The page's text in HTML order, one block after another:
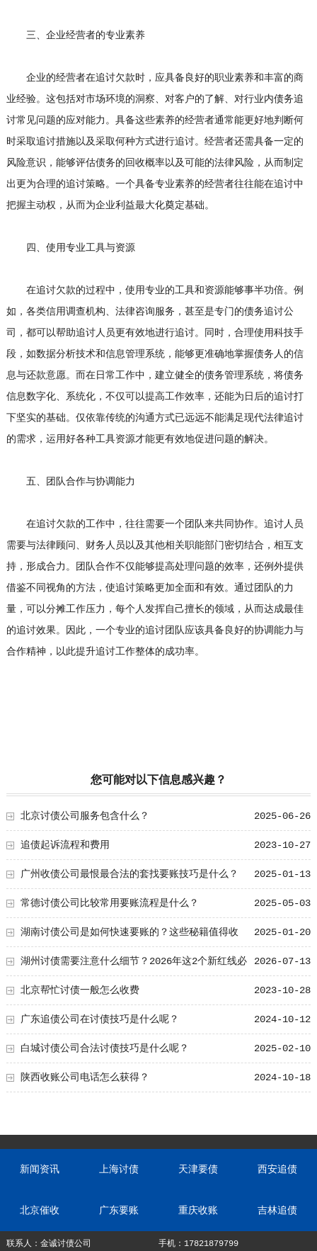
三、企业经营者的专业素养
企业的经营者在追讨欠款时，应具备良好的职业素养和丰富的商
业经验。这包括对市场环境的洞察、对客户的了解、对行业内债务追
讨常见问题的应对能力。具备这些素养的经营者通常能更好地判断何
时采取追讨措施以及采取何种方式进行追讨。经营者还需具备一定的
风险意识，能够评估债务的回收概率以及可能的法律风险，从而制定
出更为合理的追讨策略。一个具备专业素养的经营者往往能在追讨中
把握主动权，从而为企业利益最大化奠定基础。
四、使用专业工具与资源
在追讨欠款的过程中，使用专业的工具和资源能够事半功倍。例
如，各类信用调查机构、法律咨询服务，甚至是专门的债务追讨公
司，都可以帮助追讨人员更有效地进行追讨。同时，合理使用科技手
段，如数据分析技术和信息管理系统，能够更准确地掌握债务人的信
息与还款意愿。而在日常工作中，建立健全的债务管理系统，将债务
信息数字化、系统化，不仅可以提高工作效率，还能为日后的追讨打
下坚实的基础。仅依靠传统的沟通方式已远远不能满足现代法律追讨
的需求，运用好各种工具资源才能更有效地促进问题的解决。
五、团队合作与协调能力
在追讨欠款的工作中，往往需要一个团队来共同协作。追讨人员
需要与法律顾问、财务人员以及其他相关职能部门密切结合，相互支
持，形成合力。团队合作不仅能够提高处理问题的效率，还例外提供
借鉴不同视角的方法，使追讨策略更加全面和有效。通过团队的力
量，可以分摊工作压力，每个人发挥自己擅长的领域，从而达成最佳
的追讨效果。因此，一个专业的追讨团队应该具备良好的协调能力与
合作精神，以此提升追讨工作整体的成功率。
您可能对以下信息感兴趣？
2025-06-26
北京讨债公司服务包含什么？
2023-10-27
追债起诉流程和费用
2025-01-13
广州收债公司最恨最合法的套找要账技巧是什么？
2025-05-03
常德讨债公司比较常用要账流程是什么？
2025-01-20
湖南讨债公司是如何快速要账的？这些秘籍值得收
藏！ 2026-07-13
湖州讨债需要注意什么细节？2026年这2个新红线必
须知道！ 2023-10-28
北京帮忙讨债一般怎么收费
2024-10-12
广东追债公司在讨债技巧是什么呢？
2025-02-10
白城讨债公司合法讨债技巧是什么呢？
2024-10-18
陕西收账公司电话怎么获得？
新闻资讯 上海讨债 天津要债 西安追债
北京催收 广东要账 重庆收账 吉林追债
联系人：金诚讨债公司 手机：17821879799